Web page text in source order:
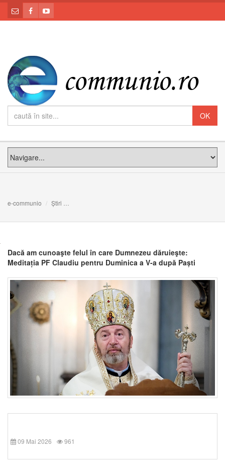
e-communio Știri
Dacă am cunoaşte felul în care Dumnezeu dăruieşte:
Meditația PF Claudiu pentru Duminica a V-a după Paști
09 Mai 2026 961